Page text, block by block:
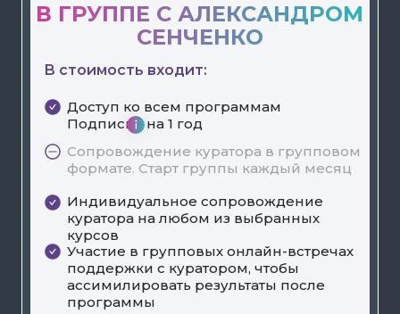
В ГРУППЕ С АЛЕКСАНДРОМ
СЕНЧЕНКО
Доступ ко всем программам
Подписки на 1 год
Сопровождение куратора в групповом
формате. Старт группы каждый месяц
Индивидуальное сопровождение
куратора на любом из выбранных
курсов
Участие в групповых онлайн-встречах
поддержки с куратором, чтобы
ассимилировать результаты после
программы
В стоимость входит: